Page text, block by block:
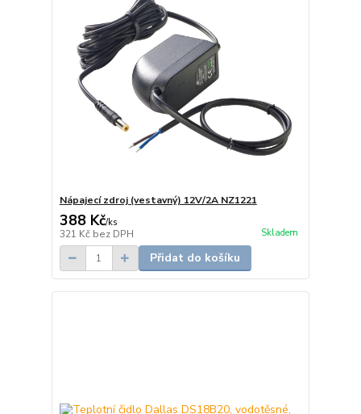
Nápajecí zdroj (vestavný) 12V/2A NZ1221
388 Kč/ks
321 Kč bez DPH Skladem
Přidat do košíku